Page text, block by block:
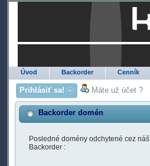
Úvod Backorder Cenník
Prihlásiť sa! Máte už účet ?
Backorder domén
Posledné domény odchytené cez náš
Backorder :